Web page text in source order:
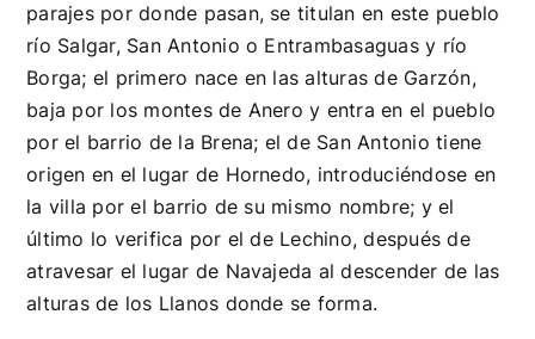
parajes por donde pasan, se titulan en este pueblo
río Salgar, San Antonio o Entrambasaguas y río
Borga; el primero nace en las alturas de Garzón,
baja por los montes de Anero y entra en el pueblo
por el barrio de la Brena; el de San Antonio tiene
origen en el lugar de Hornedo, introduciéndose en
la villa por el barrio de su mismo nombre; y el
último lo verifica por el de Lechino, después de
atravesar el lugar de Navajeda al descender de las
alturas de los Llanos donde se forma.